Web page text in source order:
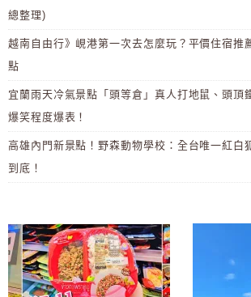
總整理)
越南自由行》峴港第一次去怎麼玩？平價住宿推
點
宜蘭雨天冷氣景點「頭等倉」真人打地鼠、頭頂
爆笑程度爆表！
高雄內門新景點！野森動物學校：全台唯一紅白
到底！